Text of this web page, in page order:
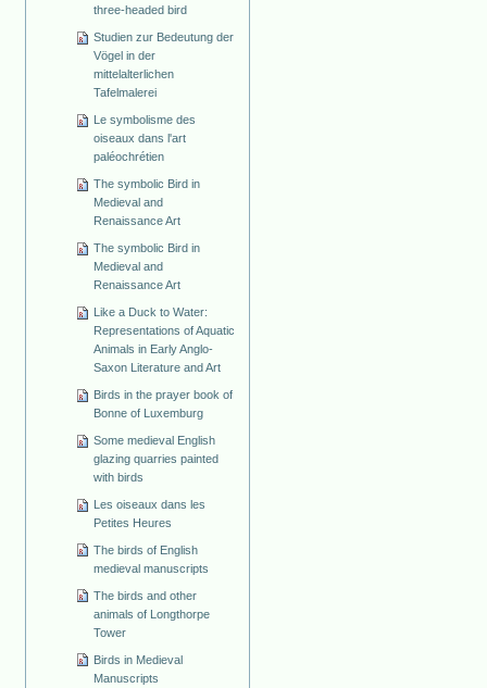
three-headed bird
Studien zur Bedeutung der
Vögel in der
mittelalterlichen
Tafelmalerei
Le symbolisme des
oiseaux dans l'art
paléochrétien
The symbolic Bird in
Medieval and
Renaissance Art
The symbolic Bird in
Medieval and
Renaissance Art
Like a Duck to Water:
Representations of Aquatic
Animals in Early Anglo-
Saxon Literature and Art
Birds in the prayer book of
Bonne of Luxemburg
Some medieval English
glazing quarries painted
with birds
Les oiseaux dans les
Petites Heures
The birds of English
medieval manuscripts
The birds and other
animals of Longthorpe
Tower
Birds in Medieval
Manuscripts